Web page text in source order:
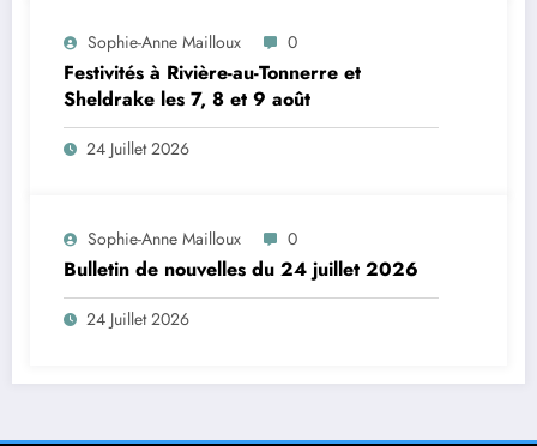
Sophie-Anne Mailloux 0
Festivités à Rivière-au-Tonnerre et
Sheldrake les 7, 8 et 9 août
24 Juillet 2026
Sophie-Anne Mailloux 0
Bulletin de nouvelles du 24 juillet 2026
24 Juillet 2026